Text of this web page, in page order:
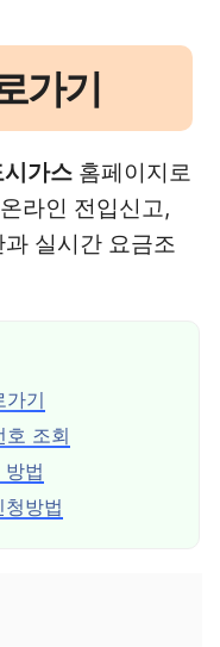
가기
가스 홈페이지로
라인 전입신고,
실시간 요금조
가기
호 조회
법
방법